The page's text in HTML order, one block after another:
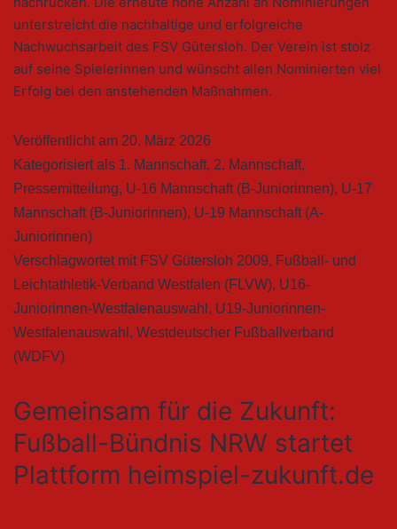
unterstreicht die nachhaltige und erfolgreiche
Nachwuchsarbeit des FSV Gütersloh. Der Verein ist stolz
auf seine Spielerinnen und wünscht allen Nominierten viel
Erfolg bei den anstehenden Maßnahmen.
Veröffentlicht am 20. März 2026
Kategorisiert als 1. Mannschaft, 2. Mannschaft,
Pressemitteilung, U-16 Mannschaft (B-Juniorinnen), U-17
Mannschaft (B-Juniorinnen), U-19 Mannschaft (A-
Juniorinnen)
Verschlagwortet mit FSV Gütersloh 2009, Fußball- und
Leichtathletik-Verband Westfalen (FLVW), U16-
Juniorinnen-Westfalenauswahl , U19-Juniorinnen-
Westfalenauswahl , Westdeutscher Fußballverband
(WDFV)
Gemeinsam für die Zukunft:
Fußball-Bündnis NRW startet
Plattform heimspiel-zukunft.de